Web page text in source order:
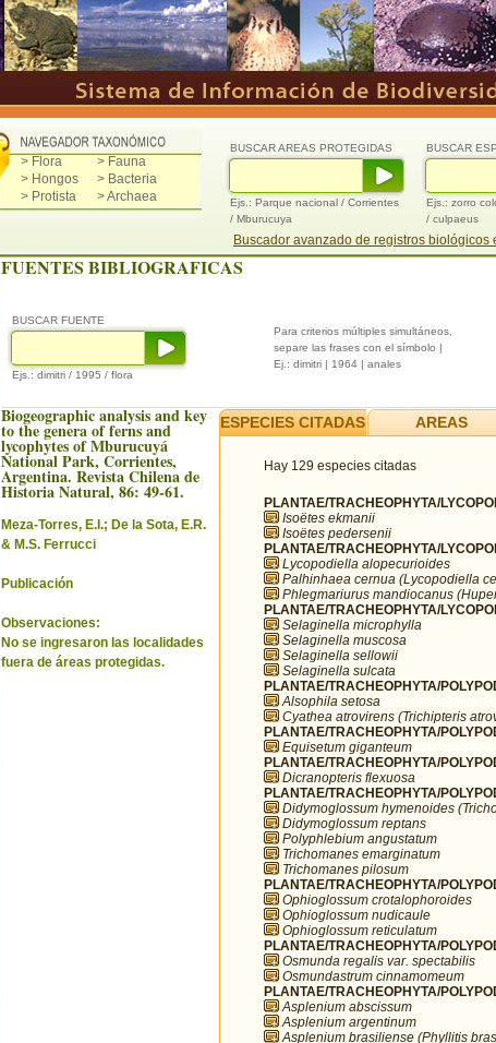
> Flora
> Fauna
> Hongos
> Bacteria
> Protista
> Archaea
BUSCAR
Ejs.: zorro
/ culpaeus
BUSCAR AREAS PROTEGIDAS
Ejs.: Parque nacional / Corrientes
/ Mburucuya
Buscador avanzado de registros biológicos
FUENTES BIBLIOGRAFICAS
BUSCAR FUENTE
Ejs.: dimitri / 1995 / flora
Para criterios múltiples simultáneos,
separe las frases con el símbolo |
Ej.: dimitri | 1964 | anales
Biogeographic analysis and key
to the genera of ferns and
lycophytes of Mburucuyá
National Park, Corrientes,
Argentina. Revista Chilena de
Historia Natural, 86: 49-61.
Meza-Torres, E.I.; De la Sota, E.R.
& M.S. Ferrucci
Publicación
Observaciones:
No se ingresaron las localidades
fuera de áreas protegidas.
ESPECIES CITADAS AREAS
Hay 129 especies citadas
PLANTAE/TRACHEOPHYTA/
Isoëtes ekmanii
Isoëtes pedersenii
PLANTAE/TRACHEOPHYTA/
Lycopodiella alopecurioides
Palhinhaea cernua (Lycopodiella
Phlegmariurus mandiocanus
PLANTAE/TRACHEOPHYTA/
Selaginella microphylla
Selaginella muscosa
Selaginella sellowii
Selaginella sulcata
PLANTAE/TRACHEOPHYTA/
Alsophila setosa
Cyathea atrovirens (Trichipteris
PLANTAE/TRACHEOPHYTA/
Equisetum giganteum
PLANTAE/TRACHEOPHYTA/
Dicranopteris flexuosa
PLANTAE/TRACHEOPHYTA/
Didymoglossum hymenoides
Didymoglossum reptans
Polyphlebium angustatum
Trichomanes emarginatum
Trichomanes pilosum
PLANTAE/TRACHEOPHYTA/
Ophioglossum crotalophoroides
Ophioglossum nudicaule
Ophioglossum reticulatum
PLANTAE/TRACHEOPHYTA/
Osmunda regalis var. spectabilis
Osmundastrum cinnamomeum
PLANTAE/TRACHEOPHYTA/
Asplenium abscissum
Asplenium argentinum
Asplenium brasiliense (Phyllitis